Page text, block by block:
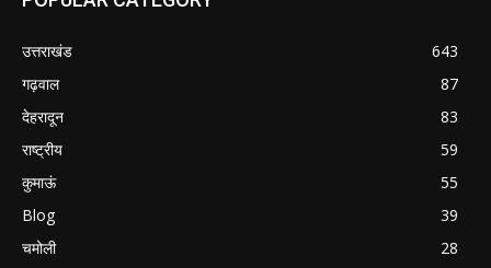
उत्तराखंड
643
गढ़वाल
87
देहरादून
83
राष्ट्रीय
59
कुमाऊं
55
Blog
39
चमोली
28